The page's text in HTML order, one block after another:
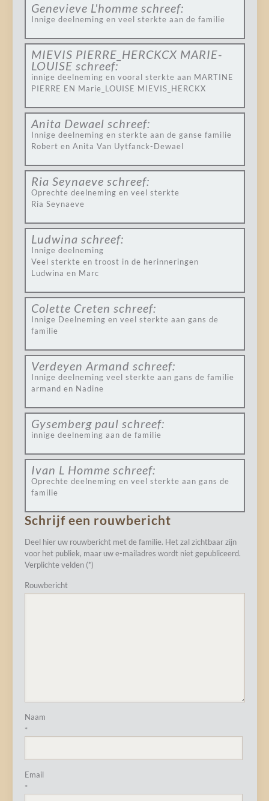
Genevieve L'homme schreef:
Innige deelneming en veel sterkte aan de familie
MIEVIS PIERRE_HERCKCX MARIE-
LOUISE schreef:
innige deelneming en vooral sterkte aan MARTINE
PIERRE EN Marie_LOUISE MIEVIS_HERCKX
Anita Dewael schreef:
Innige deelneming en sterkte aan de ganse familie
Robert en Anita Van Uytfanck-Dewael
Ria Seynaeve schreef:
Oprechte deelneming en veel sterkte
Ria Seynaeve
Ludwina schreef:
Innige deelneming
Veel sterkte en troost in de herinneringen
Ludwina en Marc
Colette Creten schreef:
Innige Deelneming en veel sterkte aan gans de
familie
Verdeyen Armand schreef:
Innige deelneming veel sterkte aan gans de familie
armand en Nadine
Gysemberg paul schreef:
innige deelneming aan de familie
Ivan L Homme schreef:
Oprechte deelneming en veel sterkte aan gans de
familie
Schrijf een rouwbericht
Deel hier uw rouwbericht met de familie. Het zal zichtbaar zijn
voor het publiek, maar uw e-mailadres wordt niet gepubliceerd.
Verplichte velden (*)
Rouwbericht
Naam
*
Email
*